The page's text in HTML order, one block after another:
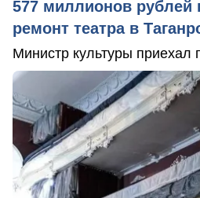
577 миллионов рублей
ремонт театра в
Министр культуры приехал